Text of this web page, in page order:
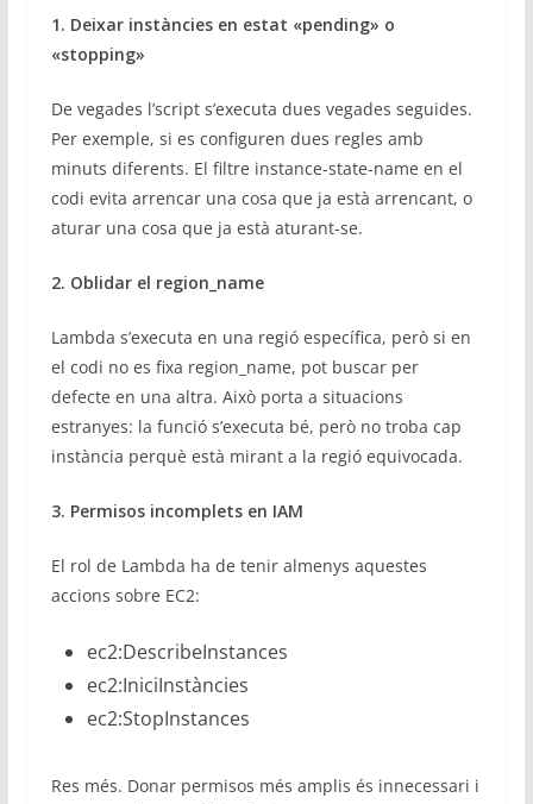
1. Deixar instàncies en estat «pending» o
«stopping»
De vegades l’script s’executa dues vegades seguides.
Per exemple, si es configuren dues regles amb
minuts diferents. El filtre instance-state-name en el
codi evita arrencar una cosa que ja està arrencant, o
aturar una cosa que ja està aturant-se.
2. Oblidar el region_name
Lambda s’executa en una regió específica, però si en
el codi no es fixa region_name, pot buscar per
defecte en una altra. Això porta a situacions
estranyes: la funció s’executa bé, però no troba cap
instància perquè està mirant a la regió equivocada.
3. Permisos incomplets en IAM
El rol de Lambda ha de tenir almenys aquestes
accions sobre EC2:
ec2:DescribeInstances
ec2:IniciInstàncies
ec2:StopInstances
Res més. Donar permisos més amplis és innecessari i